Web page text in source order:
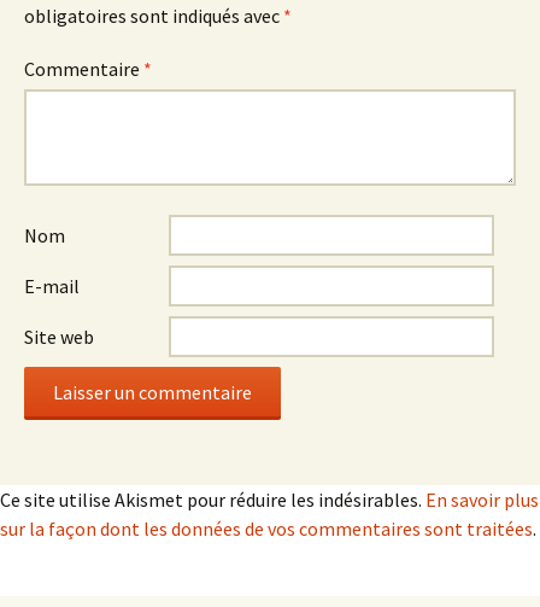
obligatoires sont indiqués avec *
Commentaire *
Nom
E-mail
Site web
Ce site utilise Akismet pour réduire les indésirables. En savoir plus
sur la façon dont les données de vos commentaires sont traitées.